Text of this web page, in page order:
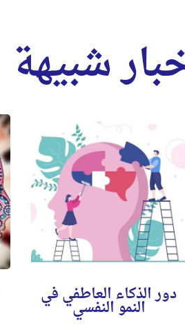
شبيهة
دور الذكاء العاطفي في
النمو النفسي